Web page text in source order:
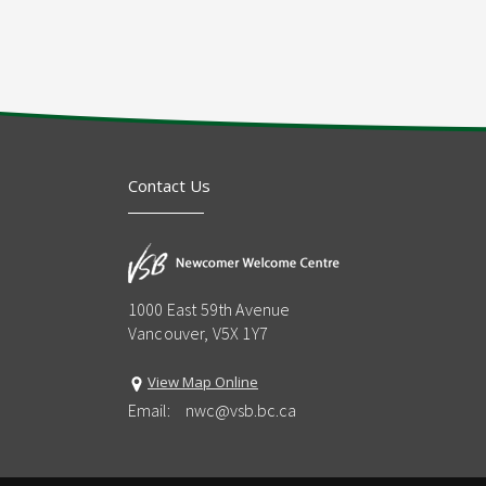
Contact Us
1000 East 59th Avenue
Vancouver, V5X 1Y7
View Map Online
Email: nwc@vsb.bc.ca